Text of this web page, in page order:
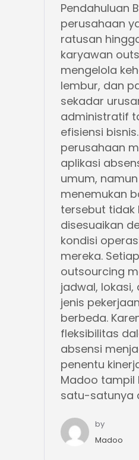
Pendahuluan
perusahaan
ratusan
karyawan
mengelola
lembur, dan
sekadar
administratif
efisiensi
perusahaan
aplikasi
umum,
menemukan
tersebut tidak
disesuaikan
kondisi
mereka.
outsourcing
jadwal, lokasi,
jenis
berbeda.
fleksibilitas
absensi
penentu
Madoo tampil
satu-satunya
by
Madoo